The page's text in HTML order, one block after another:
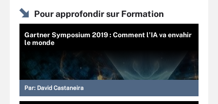
Pour approfondir sur Formation
Gartner Symposium 2019 : Comment l’IA va envahir
le monde
Par: David Castaneira